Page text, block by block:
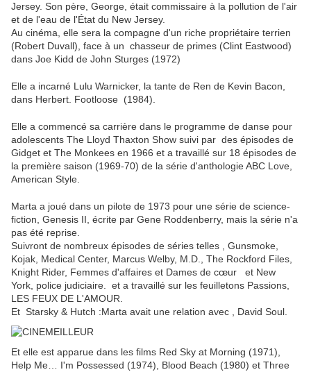
Jersey. Son père, George, était commissaire à la pollution de l'air
et de l'eau de l'État du New Jersey.
Au cinéma, elle sera la compagne d'un riche propriétaire terrien
(Robert Duvall), face à un chasseur de primes (Clint Eastwood)
dans Joe Kidd de John Sturges (1972)
Elle a incarné Lulu Warnicker, la tante de Ren de Kevin Bacon,
dans Herbert. Footloose (1984).
Elle a commencé sa carrière dans le programme de danse pour
adolescents The Lloyd Thaxton Show suivi par des épisodes de
Gidget et The Monkees en 1966 et a travaillé sur 18 épisodes de
la première saison (1969-70) de la série d'anthologie ABC Love,
American Style.
Marta a joué dans un pilote de 1973 pour une série de science-
fiction, Genesis II, écrite par Gene Roddenberry, mais la série n'a
pas été reprise.
Suivront de nombreux épisodes de séries telles , Gunsmoke,
Kojak, Medical Center, Marcus Welby, M.D., The Rockford Files,
Knight Rider, Femmes d'affaires et Dames de cœur et New
York, police judiciaire. et a travaillé sur les feuilletons Passions,
LES FEUX DE L'AMOUR.
Et Starsky & Hutch :Marta avait une relation avec , David Soul.
Et elle est apparue dans les films Red Sky at Morning (1971),
Help Me… I'm Possessed (1974), Blood Beach (1980) et Three